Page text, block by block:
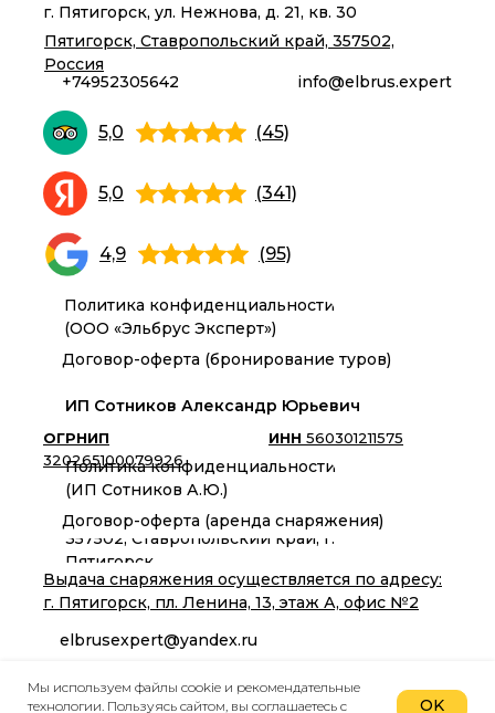
Политика конфиденциальности
(ООО «Эльбрус Эксперт»)
Политика конфиденциальности
(ИП Сотников А.Ю.)
ОГРНИП
320265100079926
ИНН 560301211575
Вакансии
ИП Сотников Александр Юрьевич
Договор-оферта (аренда снаряжения)
Договор-оферта (бронирование туров)
Выдача снаряжения осуществляется по адресу:
г. Пятигорск, пл. Ленина, 13, этаж А, офис №2
elbrusexpert@yandex.ru
Пятигорск, Ставропольский край, 357502,
Россия
info@elbrus.expert
357502, Ставропольский край, г.
Пятигорск
г. Пятигорск, ул. Нежнова, д. 21, кв. 30
+74952305642
5,0 (45)
5,0 (341)
4,9 (95)
Мы используем файлы cookie и рекомендательные
технологии. Пользуясь сайтом, вы соглашаетесь с
OK